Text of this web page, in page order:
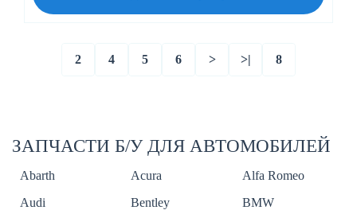
2 4 5 6 8
> >|
ЗАПЧАСТИ Б/У ДЛЯ АВТОМОБИЛЕЙ
Abarth Acura
Alfa Romeo
Audi
Bentley
BMW